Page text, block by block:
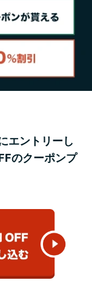
エントリーし
のクーポンプ